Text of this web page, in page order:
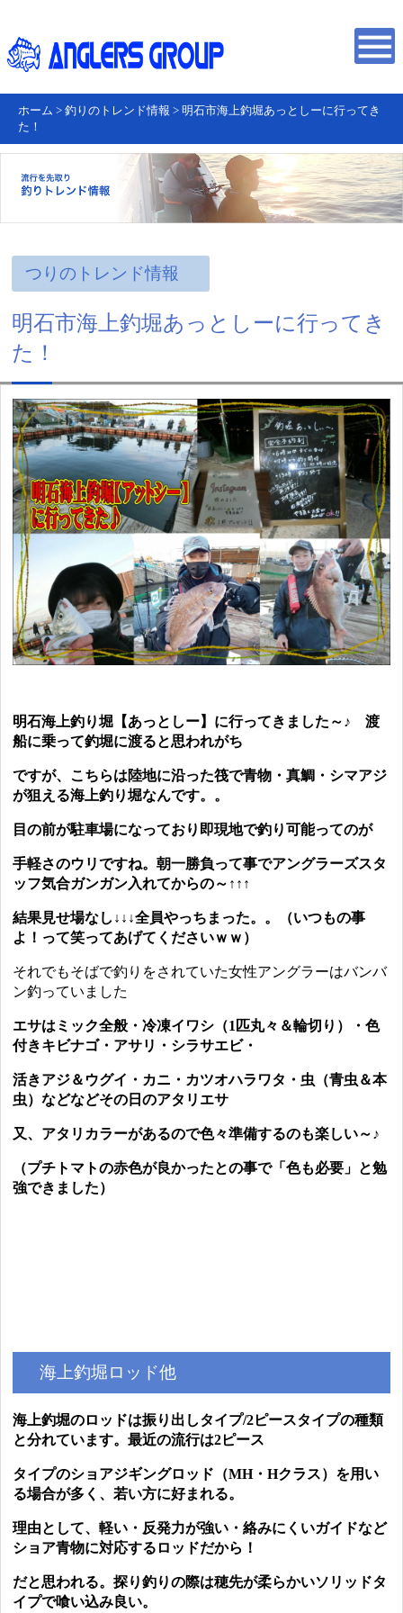
ホーム > 釣りのトレンド情報 > 明石市海上釣堀あっとしーに行ってき
た！
つりのトレンド情報
明石市海上釣堀あっとしーに行ってき
た！
明石海上釣り堀【あっとしー】に行ってきました～♪ 渡
船に乗って釣堀に渡ると思われがち
ですが、こちらは陸地に沿った筏で青物・真鯛・シマアジ
が狙える海上釣り堀なんです。。
目の前が駐車場になっており即現地で釣り可能ってのが
手軽さのウリですね。朝一勝負って事でアングラーズスタ
ッフ気合ガンガン入れてからの～↑↑↑
結果見せ場なし↓↓↓全員やっちまった。。（いつもの事
よ！って笑ってあげてくださいｗｗ）
それでもそばで釣りをされていた女性アングラーはバンバ
ン釣っていました
エサはミック全般・冷凍イワシ（1匹丸々＆輪切り）・色
付きキビナゴ・アサリ・シラサエビ・
活きアジ＆ウグイ・カニ・カツオハラワタ・虫（青虫＆本
虫）などなどその日のアタリエサ
又、アタリカラーがあるので色々準備するのも楽しい～♪
（プチトマトの赤色が良かったとの事で「色も必要」と勉
強できました）
海上釣堀ロッド他
海上釣堀のロッドは振り出しタイプ/2ピースタイプの種類
と分れています。最近の流行は2ピース
タイプのショアジギングロッド（MH・Hクラス）を用い
る場合が多く、若い方に好まれる。
理由として、軽い・反発力が強い・絡みにくいガイドなど
ショア青物に対応するロッドだから！
だと思われる。探り釣りの際は穂先が柔らかいソリッドタ
イプで喰い込み良い。